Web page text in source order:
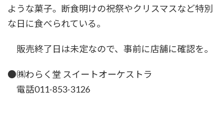
ような菓子。断食明けの祝祭やクリスマスなど特別
な日に食べられている。
販売終了日は未定なので、事前に店舗に確認を。
●㈱わらく堂 スイートオーケストラ
電話011-853-3126